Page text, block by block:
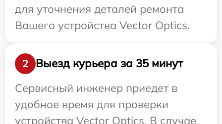
для уточнения деталей ремонта
Вашего устройства Vector Optics.
2
Выезд курьера за 35 минут
Сервисный инженер приедет в
удобное время для проверки
устройства Vector Optics. В случае